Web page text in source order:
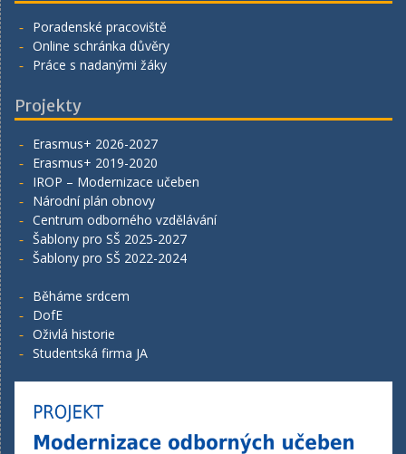
Poradenské pracoviště
Online schránka důvěry
Práce s nadanými žáky
Projekty
Erasmus+ 2026-2027
Erasmus+ 2019-2020
IROP – Modernizace učeben
Národní plán obnovy
Centrum odborného vzdělávání
Šablony pro SŠ 2025-2027
Šablony pro SŠ 2022-2024
Běháme srdcem
DofE
Oživlá historie
Studentská firma JA